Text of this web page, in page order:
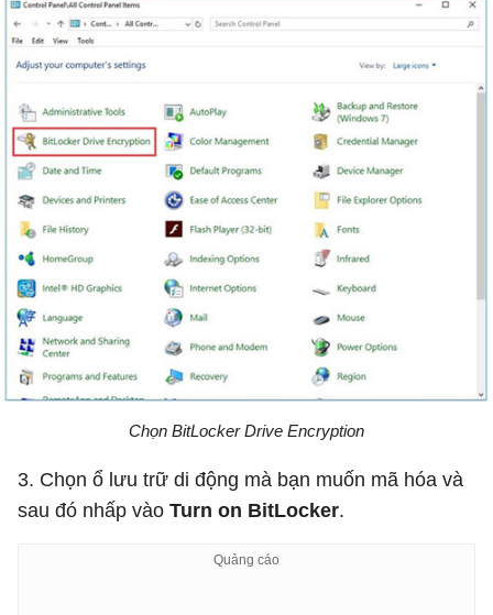
Chọn BitLocker Drive Encryption
3. Chọn ổ lưu trữ di động mà bạn muốn mã hóa và
sau đó nhấp vào Turn on BitLocker.